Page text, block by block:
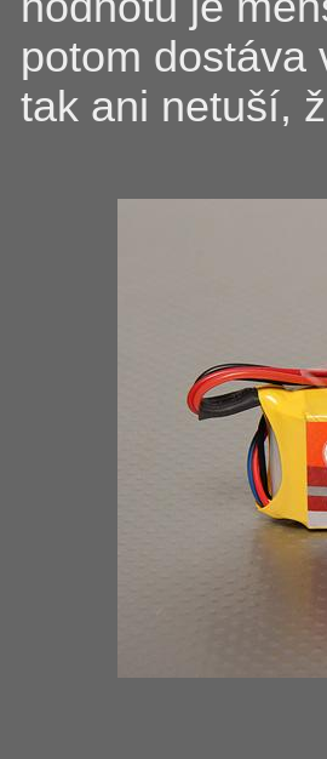
potom dostáva
tak ani netuší,